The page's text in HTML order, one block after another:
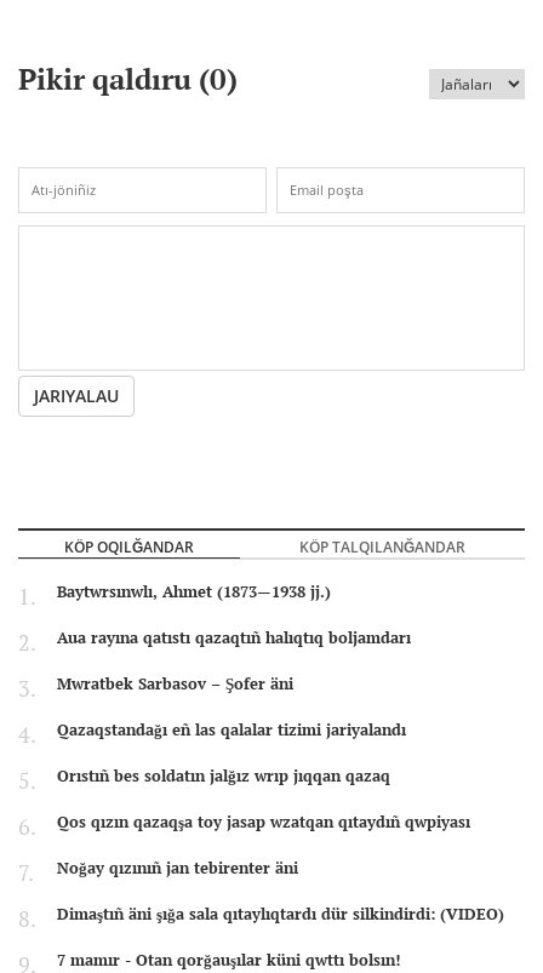
Pikir qaldıru (0)
JARIYALAU
KÖP OQILĞANDAR KÖP TALQILANĞANDAR
Baytwrsınwlı, Ahmet (1873—1938 jj.)
Aua rayına qatıstı qazaqtıñ halıqtıq boljamdarı
Mwratbek Sarbasov – Şofer äni
Qazaqstandağı eñ las qalalar tizimi jariyalandı
Orıstıñ bes soldatın jalğız wrıp jıqqan qazaq
Qos qızın qazaqşa toy jasap wzatqan qıtaydıñ qwpiyası
Noğay qızınıñ jan tebirenter äni
Dimaştıñ äni şığa sala qıtaylıqtardı dür silkindirdi: (VIDEO)
7 mamır - Otan qorğauşılar küni qwttı bolsın!